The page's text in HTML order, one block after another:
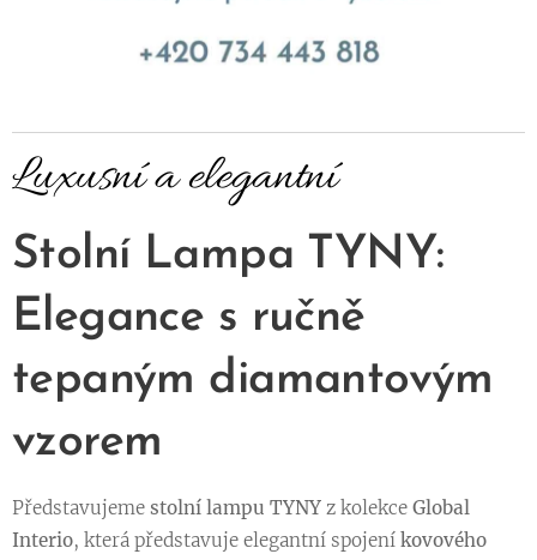
Luxusní a elegantní
Stolní Lampa TYNY:
Elegance s ručně
tepaným diamantovým
vzorem
Představujeme stolní lampu TYNY z kolekce Global
Interio, která představuje elegantní spojení kovového